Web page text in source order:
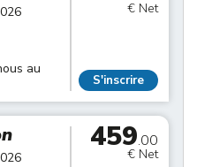
au
€ Net
S'inscrire
459.00
€ Net